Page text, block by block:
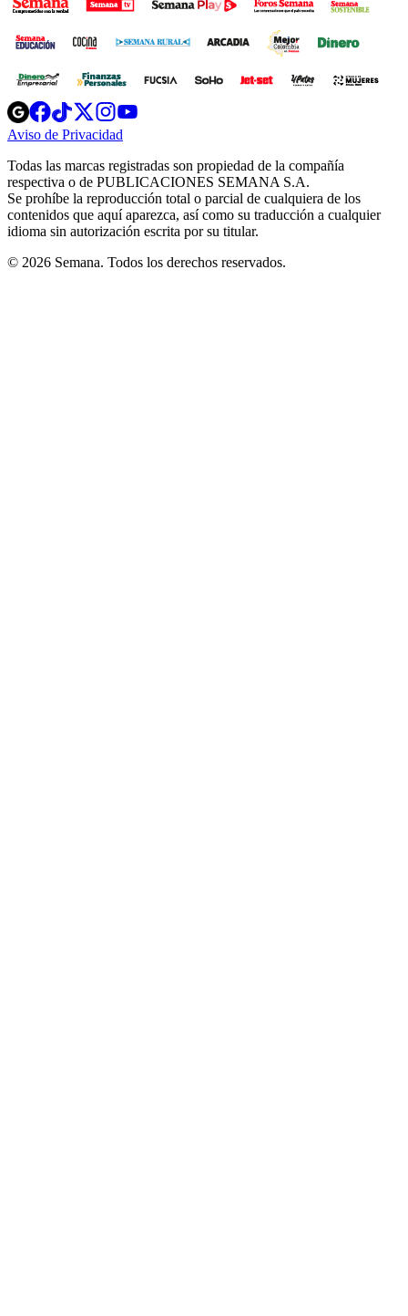
Opens
in
new
Opens
in
new
Opens
in
new
window
Opens
new
windowwindow
Aviso de Privacidad
new
window
Todas las marcas registradas son propiedad de la compañía
respectiva o de PUBLICACIONES SEMANA S.A.
Se prohíbe la reproducción total o parcial de cualquiera de los
contenidos que aquí aparezca, así como su traducción a cualquier
idioma sin autorización escrita por su titular.
© 2026 Semana. Todos los derechos reservados.